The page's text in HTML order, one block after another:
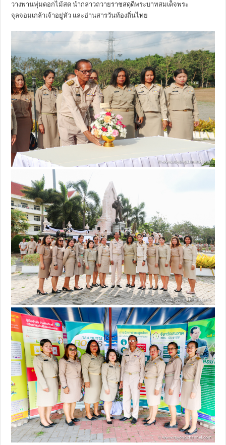
วางพานพุ่มดอกไม้สด นำกล่าวถวายราชสดุดีพระบาทสมเด็จพระ
จุลจอมเกล้าเจ้าอยู่หัว และอ่านสารวันท้องถิ่นไทย